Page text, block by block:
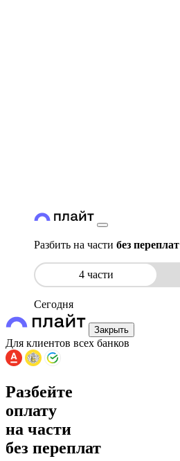
Разбить на части без переплат
4 части
Сегодня
Закрыть
Для клиентов всех банков
Разбейте
оплату
на части
без переплат